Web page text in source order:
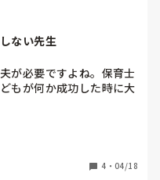
ない先生
が必要ですよね。保育士
もが何か成功した時に大
ションを大きくするとこ
い〜！」と言うと食べて
など、対応が得意な先生
やりたくないのか）先生
4 ・ 04/18